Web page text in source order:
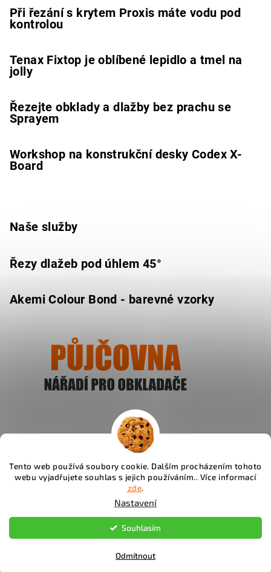
Tento web používá soubory cookie. Dalším procházením tohoto
webu vyjadřujete souhlas s jejich používáním.. Více informací
zde.
Nastavení
Odmítnout
Souhlasím
Při řezání s krytem Proxis máte vodu pod
kontrolou
Tenax Fixtop je oblíbené lepidlo a tmel na
jolly
Řezejte obklady a dlažby bez prachu se
Sprayem
Workshop na konstrukční desky Codex X-
Board
Naše služby
Řezy dlažeb pod úhlem 45°
Akemi Colour Bond - barevné vzorky
Ukázat
Instagram
Fachos.cz. Všechna práva vyhrazena.
Vytvořil Shoptet